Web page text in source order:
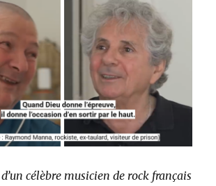
célèbre musicien de rock français